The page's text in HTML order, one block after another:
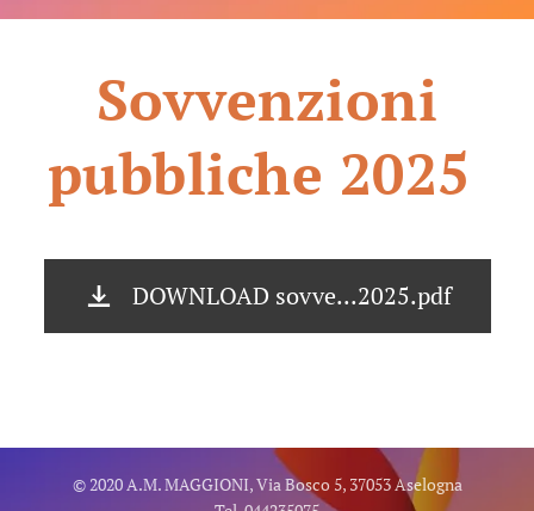
Sovvenzioni
pubbliche 2025
DOWNLOAD sovve...2025.pdf
© 2020 A.M. MAGGIONI, Via Bosco 5, 37053 Aselogna